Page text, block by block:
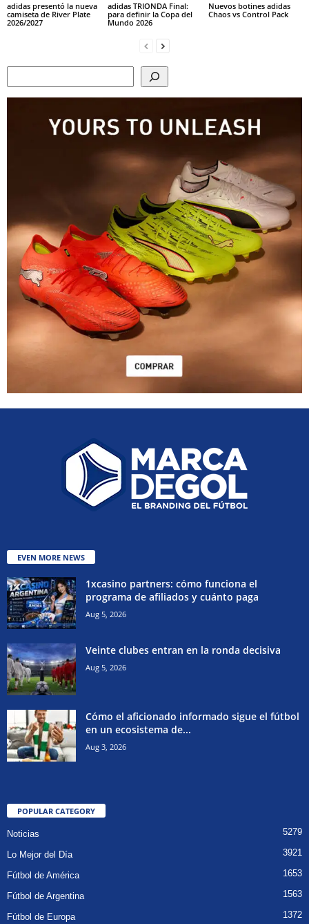
adidas presentó la nueva
camiseta de River Plate
2026/2027
adidas TRIONDA Final:
para definir la Copa del
Mundo 2026
Nuevos botines adidas
Chaos vs Control Pack
EVEN MORE NEWS
1xcasino partners: cómo funciona el
programa de afiliados y cuánto paga
Aug 5, 2026
Veinte clubes entran en la ronda decisiva
Aug 5, 2026
Cómo el aficionado informado sigue el fútbol
en un ecosistema de...
Aug 3, 2026
POPULAR CATEGORY
Noticias 5279
Lo Mejor del Día 3921
Fútbol de América 1653
Fútbol de Argentina 1563
Fútbol de Europa 1372